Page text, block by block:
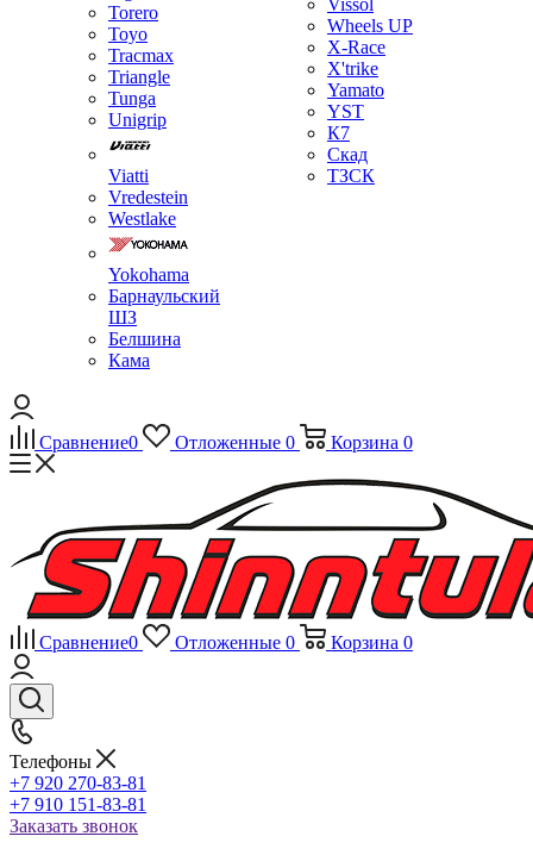
Torero
Toyo
Tracmax
Triangle
Tunga
Unigrip
Viatti
Vredestein
Westlake
Yokohama
Барнаульский
ШЗ
Белшина
Кама
Vissol
Wheels UP
X-Race
X'trike
Yamato
YST
К7
Скад
ТЗСК
Сравнение0 Отложенные 0 Корзина 0
Сравнение0 Отложенные 0 Корзина 0
Телефоны
+7 920 270-83-81
+7 910 151-83-81
Заказать звонок